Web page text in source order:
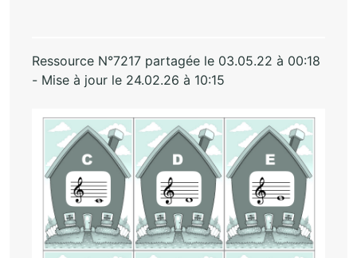
Ressource N°7217 partagée le 03.05.22 à 00:18
- Mise à jour le 24.02.26 à 10:15